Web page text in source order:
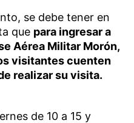
se debe tener en
que para ingresar a
Aérea Militar Morón,
visitantes cuenten
realizar su visita.
de 10 a 15 y